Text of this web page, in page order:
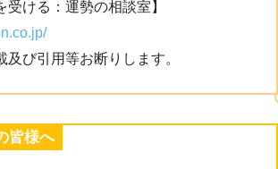
受ける：運勢の相談室】
び引用等お断りします。
皆様へ